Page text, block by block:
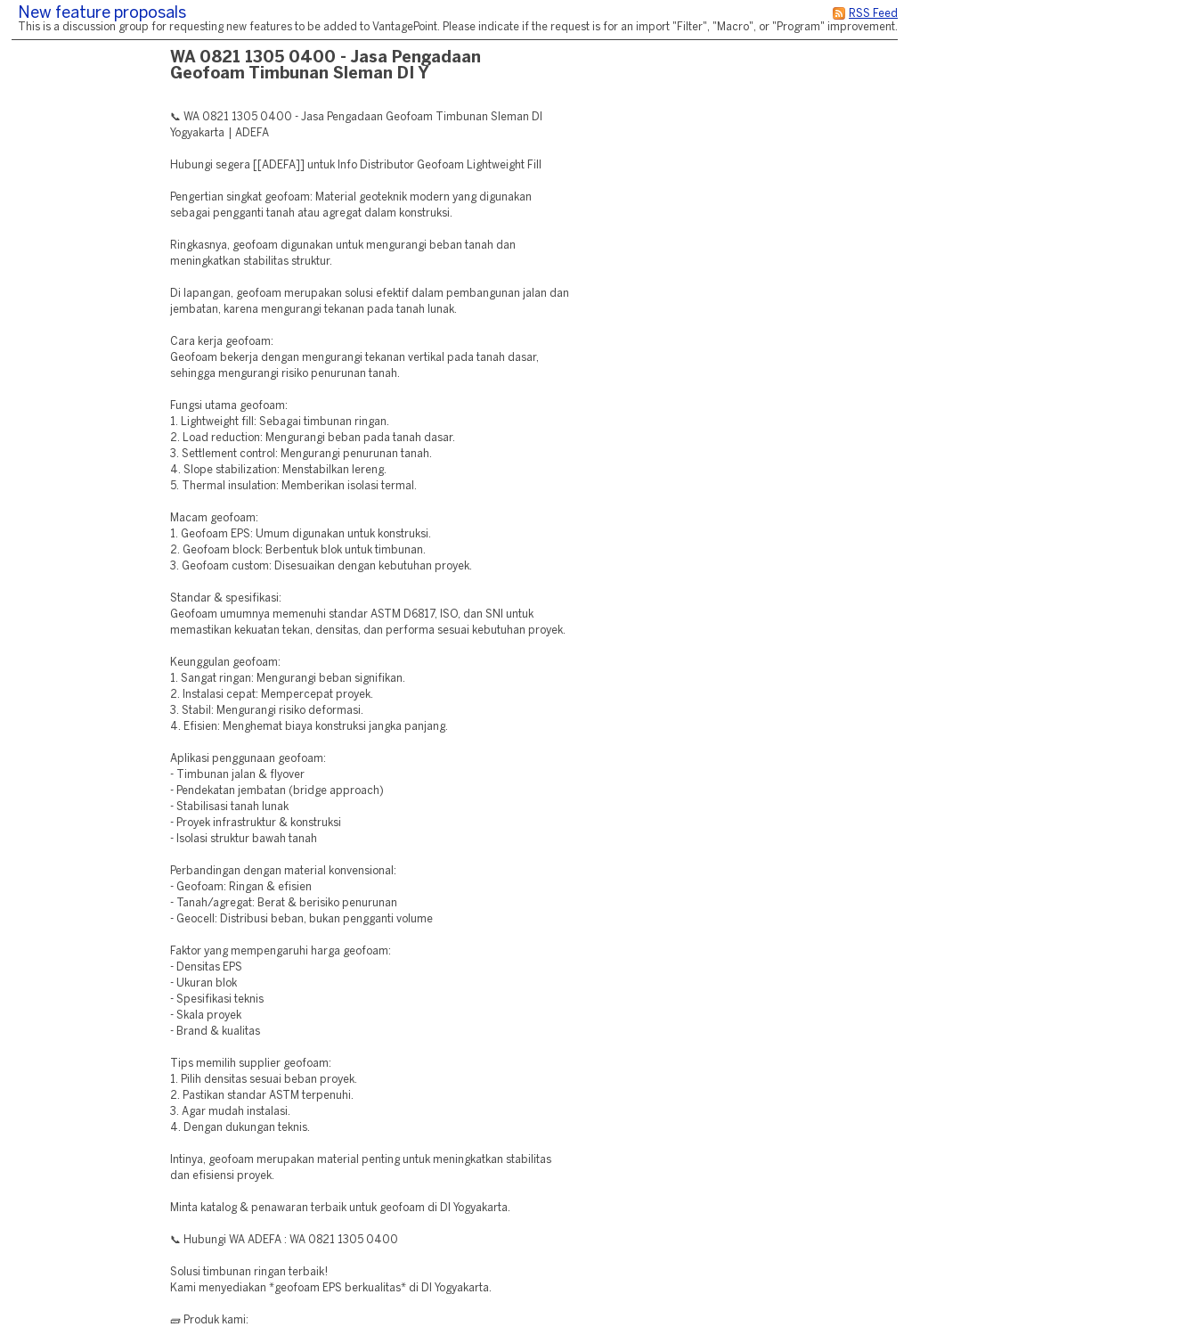
RSS Feed
New feature proposals
This is a discussion group for requesting new features to be added to VantagePoint. Please indicate if the request is for an import "Filter", "Macro", or "Program" improvement.
WA 0821 1305 0400 - Jasa Pengadaan
Geofoam Timbunan Sleman DI Y
📞 WA 0821 1305 0400 - Jasa Pengadaan Geofoam Timbunan Sleman DI
Yogyakarta | ADEFA
Hubungi segera [[ADEFA]] untuk Info Distributor Geofoam Lightweight Fill
Pengertian singkat geofoam: Material geoteknik modern yang digunakan
sebagai pengganti tanah atau agregat dalam konstruksi.
Ringkasnya, geofoam digunakan untuk mengurangi beban tanah dan
meningkatkan stabilitas struktur.
Di lapangan, geofoam merupakan solusi efektif dalam pembangunan jalan dan
jembatan, karena mengurangi tekanan pada tanah lunak.
Cara kerja geofoam:
Geofoam bekerja dengan mengurangi tekanan vertikal pada tanah dasar,
sehingga mengurangi risiko penurunan tanah.
Fungsi utama geofoam:
1. Lightweight fill: Sebagai timbunan ringan.
2. Load reduction: Mengurangi beban pada tanah dasar.
3. Settlement control: Mengurangi penurunan tanah.
4. Slope stabilization: Menstabilkan lereng.
5. Thermal insulation: Memberikan isolasi termal.
Macam geofoam:
1. Geofoam EPS: Umum digunakan untuk konstruksi.
2. Geofoam block: Berbentuk blok untuk timbunan.
3. Geofoam custom: Disesuaikan dengan kebutuhan proyek.
Standar & spesifikasi:
Geofoam umumnya memenuhi standar ASTM D6817, ISO, dan SNI untuk
memastikan kekuatan tekan, densitas, dan performa sesuai kebutuhan proyek.
Keunggulan geofoam:
1. Sangat ringan: Mengurangi beban signifikan.
2. Instalasi cepat: Mempercepat proyek.
3. Stabil: Mengurangi risiko deformasi.
4. Efisien: Menghemat biaya konstruksi jangka panjang.
Aplikasi penggunaan geofoam:
- Timbunan jalan & flyover
- Pendekatan jembatan (bridge approach)
- Stabilisasi tanah lunak
- Proyek infrastruktur & konstruksi
- Isolasi struktur bawah tanah
Perbandingan dengan material konvensional:
- Geofoam: Ringan & efisien
- Tanah/agregat: Berat & berisiko penurunan
- Geocell: Distribusi beban, bukan pengganti volume
Faktor yang mempengaruhi harga geofoam:
- Densitas EPS
- Ukuran blok
- Spesifikasi teknis
- Skala proyek
- Brand & kualitas
Tips memilih supplier geofoam:
1. Pilih densitas sesuai beban proyek.
2. Pastikan standar ASTM terpenuhi.
3. Agar mudah instalasi.
4. Dengan dukungan teknis.
Intinya, geofoam merupakan material penting untuk meningkatkan stabilitas
dan efisiensi proyek.
Minta katalog & penawaran terbaik untuk geofoam di DI Yogyakarta.
📞 Hubungi WA ADEFA : WA 0821 1305 0400
Solusi timbunan ringan terbaik!
Kami menyediakan *geofoam EPS berkualitas* di DI Yogyakarta.
🧱 Produk kami: